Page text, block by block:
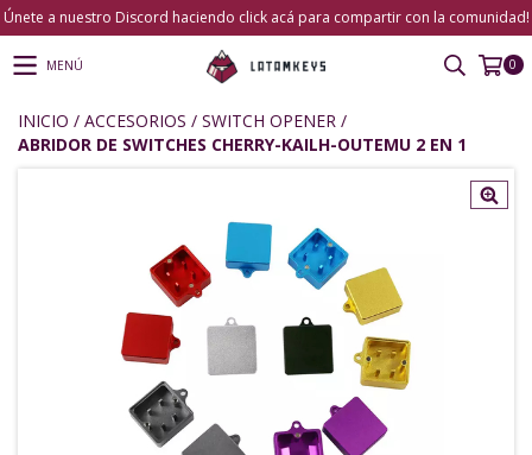
Únete a nuestro Discord haciendo click acá para compartir con la comunidad!
MENÚ 0
INICIO / ACCESORIOS / SWITCH OPENER /
ABRIDOR DE SWITCHES CHERRY-KAILH-OUTEMU 2 EN 1